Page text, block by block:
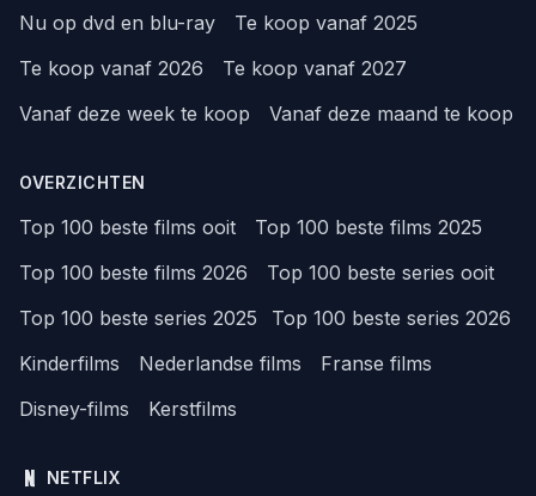
Nu op dvd en blu-ray
Te koop vanaf 2025
Te koop vanaf 2026
Te koop vanaf 2027
Vanaf deze week te koop
Vanaf deze maand te koop
OVERZICHTEN
Top 100 beste films ooit
Top 100 beste films 2025
Top 100 beste films 2026
Top 100 beste series ooit
Top 100 beste series 2025
Top 100 beste series 2026
Kinderfilms
Nederlandse films
Franse films
Disney-films
Kerstfilms
NETFLIX